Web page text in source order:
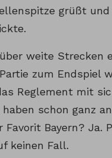
grüßt
weite Strecken
zum Endspiel
Reglement mit
schon ganz
Bayern? Ja.
keinen Fall.